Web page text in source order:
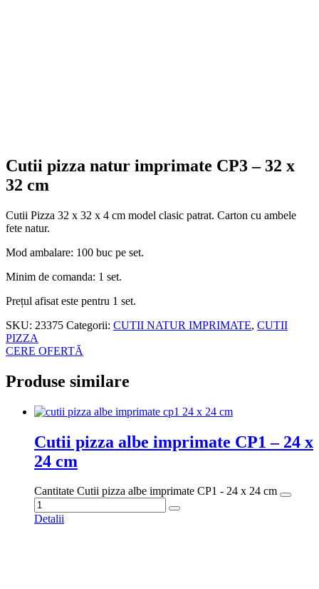
Cutii pizza natur imprimate CP3 – 32 x
32 cm
Cutii Pizza 32 x 32 x 4 cm model clasic patrat. Carton cu ambele
fete natur.
Mod ambalare: 100 buc pe set.
Minim de comanda: 1 set.
Prețul afisat este pentru 1 set.
SKU: 23375 Categorii: CUTII NATUR IMPRIMATE, CUTII
PIZZA
CERE OFERTĂ
Produse similare
Cutii pizza albe imprimate CP1 – 24 x
24 cm
Cantitate Cutii pizza albe imprimate CP1 - 24 x 24 cm
Detalii